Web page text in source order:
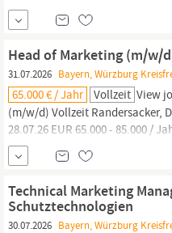
Hause und hast ein Gespür für
Erste Berührung mit Analytics-
Suite, GA4) ist ein Plus – kein
denkst mit und probierst...
Head of Marketing (m/w/
31.07.2026 Bayern, Würzburg
65.000 € / Jahr Vollzeit View
(m/w/d) Vollzeit Randersacker,
28.07.26 EUR 65.000 - 85.000 /
KERNAUFGABEN fachliche und
kontinuierliche
Technical Marketing
Schutztechnologien
30.07.2026 Bayern, Würzburg